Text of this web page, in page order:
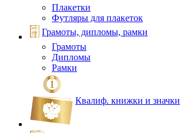
Плакетки
Футляры для плакеток
Грамоты, дипломы, рамки
Грамоты
Дипломы
Рамки
Квалиф. книжки и значки